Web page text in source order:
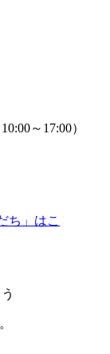
～17:00）